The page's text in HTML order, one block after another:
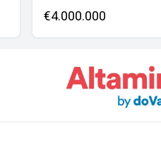
€4.000.000